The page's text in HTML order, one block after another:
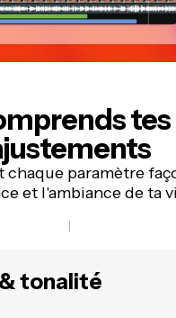
tes
chaque paramètre
et l'ambiance de ta
tonalité